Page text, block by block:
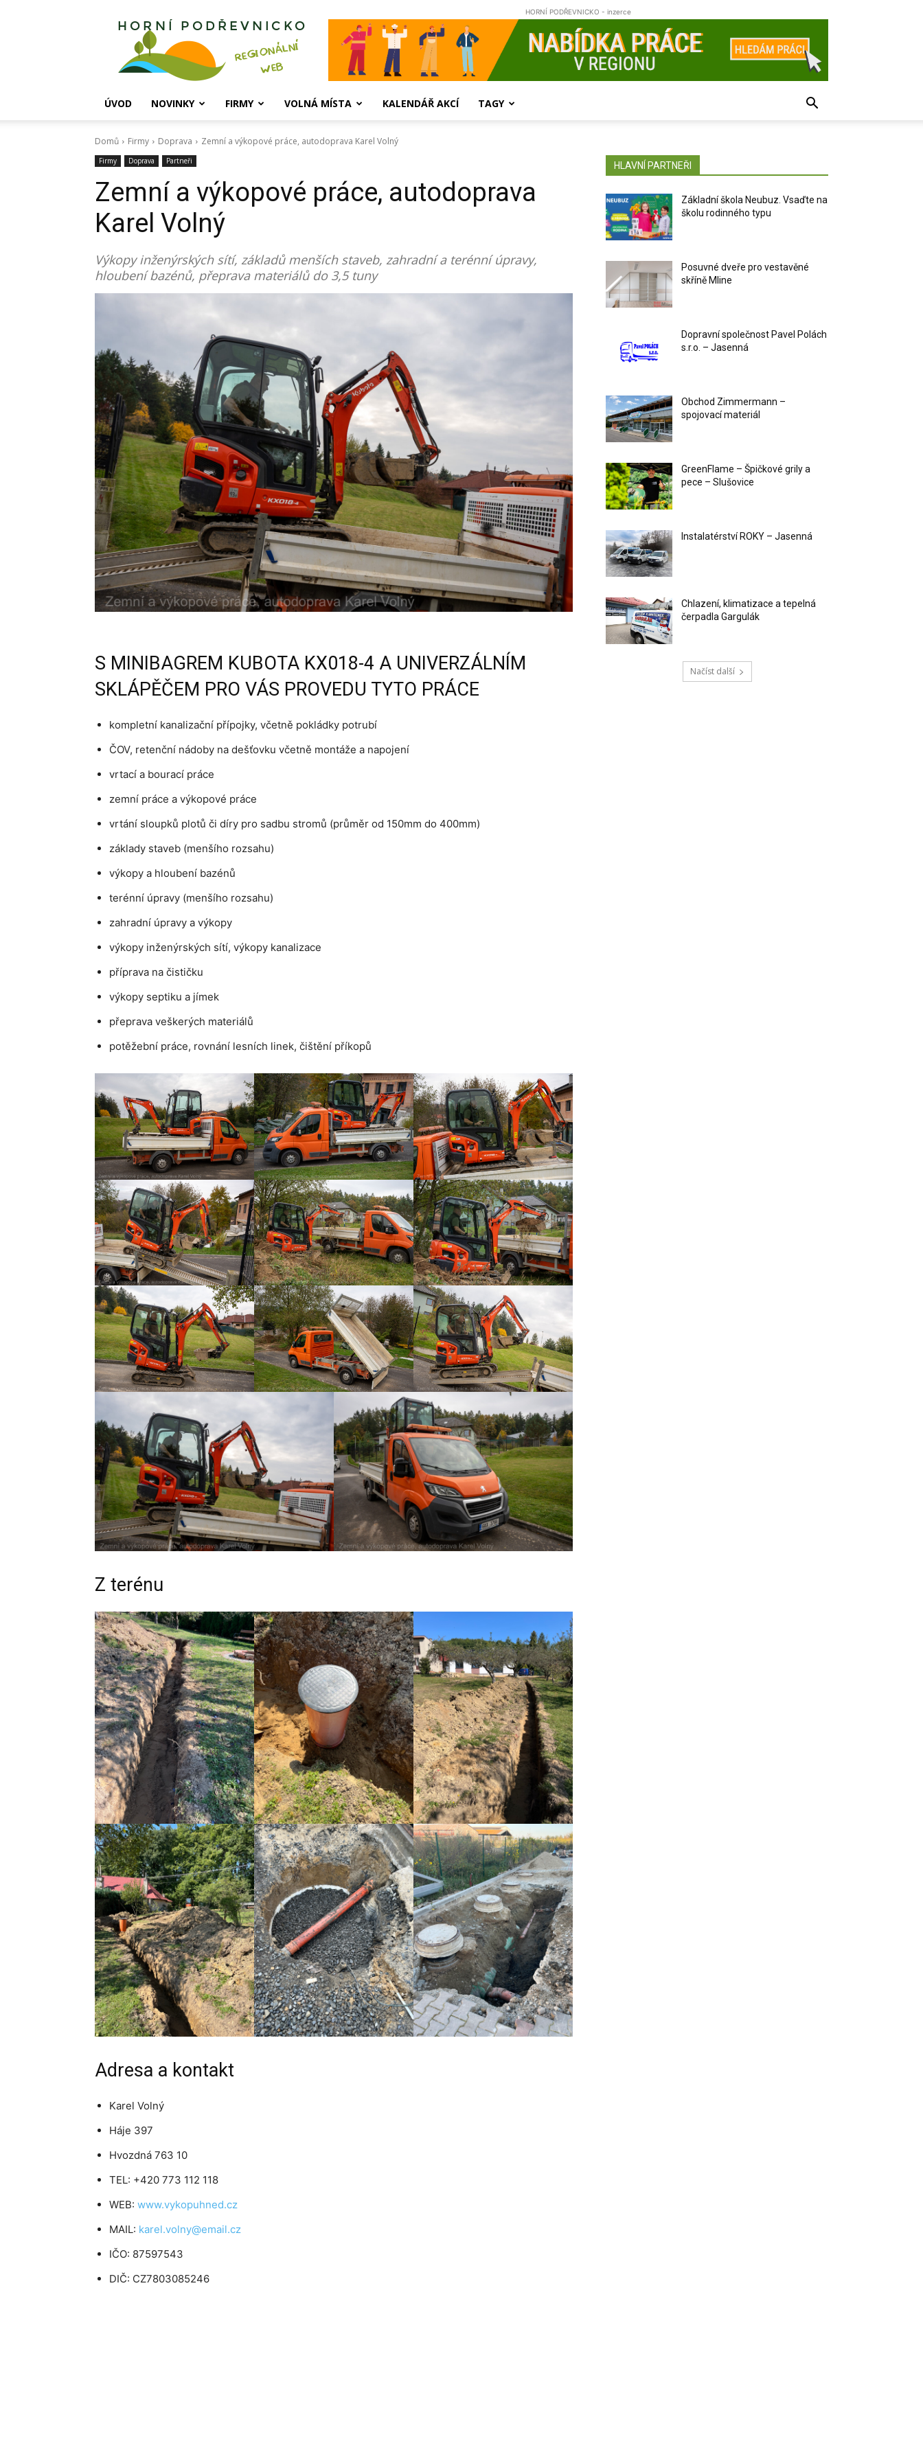
Horní
HORNÍ PODŘEVNICKO - inzerce
ÚVOD NOVINKY FIRMY VOLNÁ MÍSTA KALENDÁŘ AKCÍ TAGY
Domů Firmy Doprava Zemní a výkopové práce, autodoprava Karel Volný
Firmy Doprava Partneři
Zemní a výkopové práce, autodoprava
Karel Volný
Výkopy inženýrských sítí, základů menších staveb, zahradní a terénní úpravy,
hloubení bazénů, přeprava materiálů do 3,5 tuny
S MINIBAGREM KUBOTA KX018-4 A UNIVERZÁLNÍM
SKLÁPĚČEM PRO VÁS PROVEDU TYTO PRÁCE
kompletní kanalizační přípojky, včetně pokládky potrubí
ČOV, retenční nádoby na dešťovku včetně montáže a napojení
vrtací a bourací práce
zemní práce a výkopové práce
vrtání sloupků plotů či díry pro sadbu stromů (průměr od 150mm do 400mm)
základy staveb (menšího rozsahu)
výkopy a hloubení bazénů
terénní úpravy (menšího rozsahu)
zahradní úpravy a výkopy
výkopy inženýrských sítí, výkopy kanalizace
příprava na čističku
výkopy septiku a jímek
přeprava veškerých materiálů
potěžební práce, rovnání lesních linek, čištění příkopů
Z terénu
Adresa a kontakt
Karel Volný
Háje 397
Hvozdná 763 10
TEL: +420 773 112 118
WEB: www.vykopuhned.cz
MAIL: karel.volny@email.cz
IČO: 87597543
DIČ: CZ7803085246
HLAVNÍ PARTNEŘI
Základní škola Neubuz. Vsaďte na
školu rodinného typu
Posuvné dveře pro vestavěné
skříně Mline
Dopravní společnost Pavel Polách
s.r.o. – Jasenná
Obchod Zimmermann –
spojovací materiál
GreenFlame – Špičkové grily a
pece – Slušovice
Instalatérství ROKY – Jasenná
Chlazení, klimatizace a tepelná
čerpadla Gargulák
Načíst další